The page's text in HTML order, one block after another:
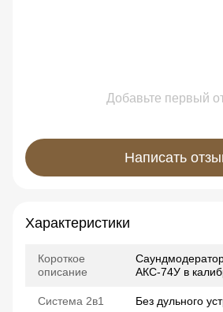
Добавьте первый
Написать
Характеристики
Короткое
описание
АКС-74У в
Система 2в1 Без дульного